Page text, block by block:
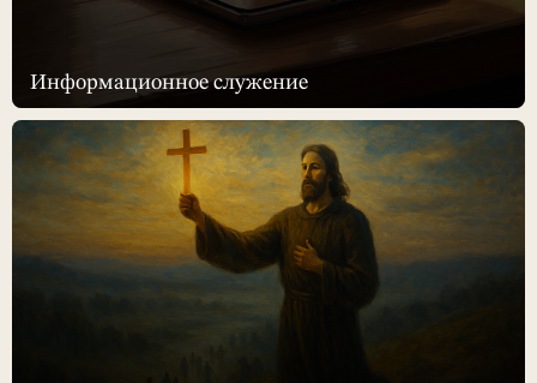
Информационное служение